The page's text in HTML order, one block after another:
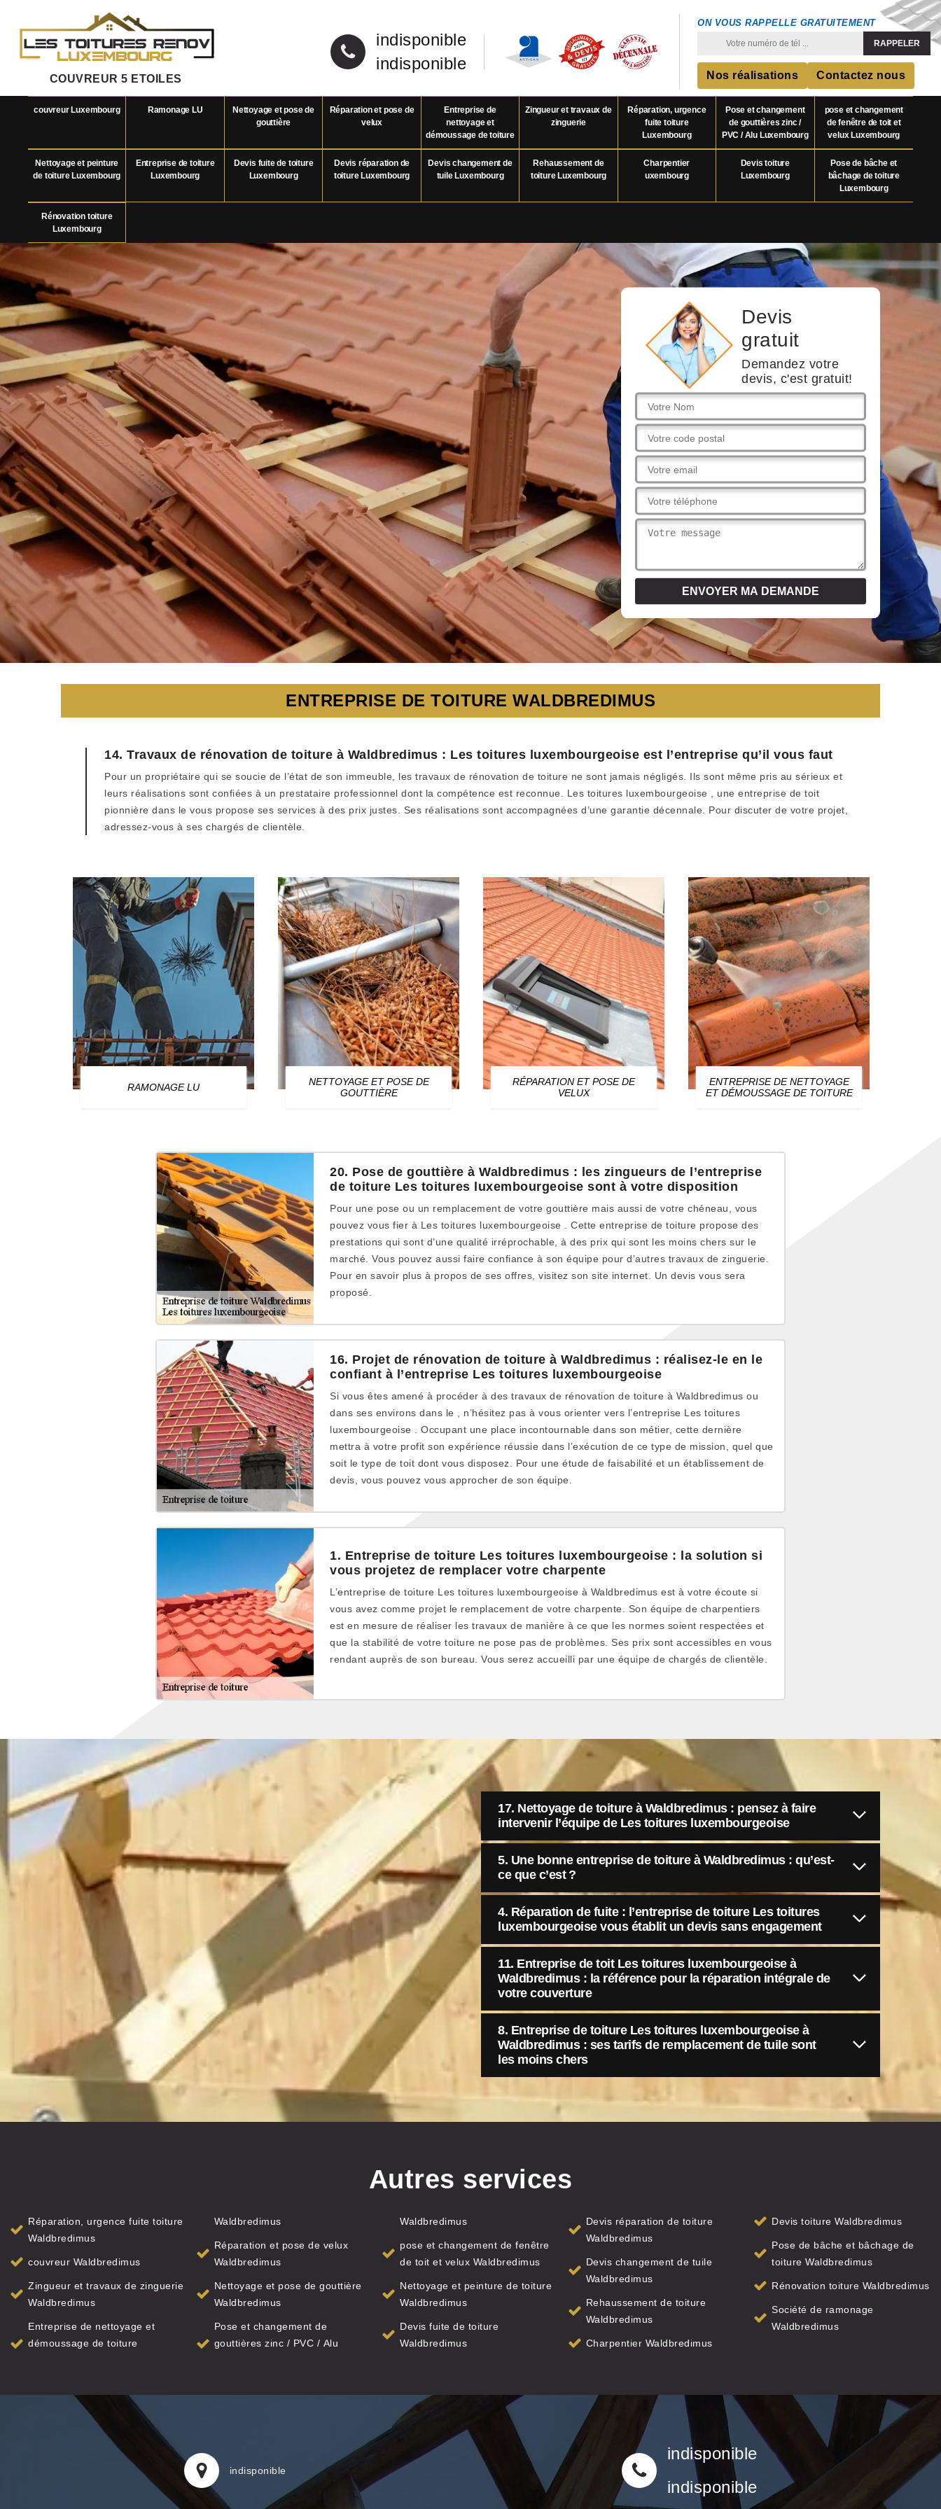
COUVREUR 5 ETOILES
indisponible
indisponible
ON VOUS RAPPELLE GRATUITEMENT
Nos réalisations Contactez nous
couvreur Luxembourg Ramonage LU
Nettoyage et pose de
gouttière
Réparation et pose de
velux
Entreprise de
nettoyage et
démoussage de toiture
Zingueur et travaux de
zinguerie
Réparation, urgence
fuite toiture
Luxembourg
Pose et changement
de gouttières zinc /
PVC / Alu Luxembourg
pose et changement
de fenêtre de toit et
velux Luxembourg
Nettoyage et peinture
de toiture Luxembourg
Entreprise de toiture
Luxembourg
Devis fuite de toiture
Luxembourg
Devis réparation de
toiture Luxembourg
Devis changement de
tuile Luxembourg
Rehaussement de
toiture Luxembourg
Charpentier
uxembourg
Devis toiture
Luxembourg
Pose de bâche et
bâchage de toiture
Luxembourg
Rénovation toiture
Luxembourg
Devis
gratuit
Demandez votre
devis, c'est gratuit!
ENTREPRISE DE TOITURE WALDBREDIMUS
14. Travaux de rénovation de toiture à Waldbredimus : Les toitures luxembourgeoise est l’entreprise qu’il vous faut
Pour un propriétaire qui se soucie de l’état de son immeuble, les travaux de rénovation de toiture ne sont jamais négligés. Ils sont même pris au sérieux et
leurs réalisations sont confiées à un prestataire professionnel dont la compétence est reconnue. Les toitures luxembourgeoise , une entreprise de toit
pionnière dans le vous propose ses services à des prix justes. Ses réalisations sont accompagnées d’une garantie décennale. Pour discuter de votre projet,
adressez-vous à ses chargés de clientèle.
RAMONAGE LU
NETTOYAGE ET POSE DE
GOUTTIÈRE
RÉPARATION ET POSE DE
VELUX
ENTREPRISE DE NETTOYAGE
ET DÉMOUSSAGE DE TOITURE
20. Pose de gouttière à Waldbredimus : les zingueurs de l’entreprise
de toiture Les toitures luxembourgeoise sont à votre disposition
Pour une pose ou un remplacement de votre gouttière mais aussi de votre chéneau, vous
pouvez vous fier à Les toitures luxembourgeoise . Cette entreprise de toiture propose des
prestations qui sont d’une qualité irréprochable, à des prix qui sont les moins chers sur le
marché. Vous pouvez aussi faire confiance à son équipe pour d’autres travaux de zinguerie.
Pour en savoir plus à propos de ses offres, visitez son site internet. Un devis vous sera
proposé.
16. Projet de rénovation de toiture à Waldbredimus : réalisez-le en le
confiant à l’entreprise Les toitures luxembourgeoise
Si vous êtes amené à procéder à des travaux de rénovation de toiture à Waldbredimus ou
dans ses environs dans le , n’hésitez pas à vous orienter vers l’entreprise Les toitures
luxembourgeoise . Occupant une place incontournable dans son métier, cette dernière
mettra à votre profit son expérience réussie dans l’exécution de ce type de mission, quel que
soit le type de toit dont vous disposez. Pour une étude de faisabilité et un établissement de
devis, vous pouvez vous approcher de son équipe.
1. Entreprise de toiture Les toitures luxembourgeoise : la solution si
vous projetez de remplacer votre charpente
L’entreprise de toiture Les toitures luxembourgeoise à Waldbredimus est à votre écoute si
vous avez comme projet le remplacement de votre charpente. Son équipe de charpentiers
est en mesure de réaliser les travaux de manière à ce que les normes soient respectées et
que la stabilité de votre toiture ne pose pas de problèmes. Ses prix sont accessibles en vous
rendant auprès de son bureau. Vous serez accueilli par une équipe de chargés de clientèle.
17. Nettoyage de toiture à Waldbredimus : pensez à faire
intervenir l’équipe de Les toitures luxembourgeoise
5. Une bonne entreprise de toiture à Waldbredimus : qu’est-
ce que c’est ?
4. Réparation de fuite : l’entreprise de toiture Les toitures
luxembourgeoise vous établit un devis sans engagement
11. Entreprise de toit Les toitures luxembourgeoise à
Waldbredimus : la référence pour la réparation intégrale de
votre couverture
8. Entreprise de toiture Les toitures luxembourgeoise à
Waldbredimus : ses tarifs de remplacement de tuile sont
les moins chers
Autres services
Réparation, urgence fuite toiture
Waldbredimus
couvreur Waldbredimus
Zingueur et travaux de zinguerie
Waldbredimus
Entreprise de nettoyage et
démoussage de toiture
Waldbredimus
Réparation et pose de velux
Waldbredimus
Nettoyage et pose de gouttière
Waldbredimus
Pose et changement de
gouttières zinc / PVC / Alu
Waldbredimus
pose et changement de fenêtre
de toit et velux Waldbredimus
Nettoyage et peinture de toiture
Waldbredimus
Devis fuite de toiture
Waldbredimus
Devis réparation de toiture
Waldbredimus
Devis changement de tuile
Waldbredimus
Rehaussement de toiture
Waldbredimus
Charpentier Waldbredimus
Devis toiture Waldbredimus
Pose de bâche et bâchage de
toiture Waldbredimus
Rénovation toiture Waldbredimus
Société de ramonage
Waldbredimus
indisponible
indisponible
indisponible